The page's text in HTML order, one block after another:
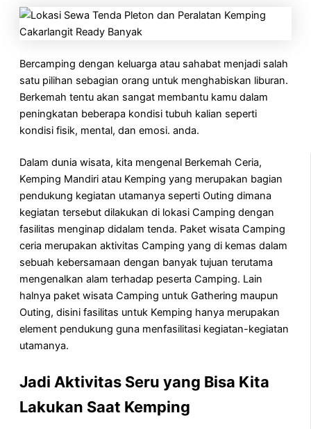
Bercamping dengan keluarga atau sahabat menjadi salah
satu pilihan sebagian orang untuk menghabiskan liburan.
Berkemah tentu akan sangat membantu kamu dalam
peningkatan beberapa kondisi tubuh kalian seperti
kondisi fisik, mental, dan emosi. anda.
Dalam dunia wisata, kita mengenal Berkemah Ceria,
Kemping Mandiri atau Kemping yang merupakan bagian
pendukung kegiatan utamanya seperti Outing dimana
kegiatan tersebut dilakukan di lokasi Camping dengan
fasilitas menginap didalam tenda. Paket wisata Camping
ceria merupakan aktivitas Camping yang di kemas dalam
sebuah kebersamaan dengan banyak tujuan terutama
mengenalkan alam terhadap peserta Camping. Lain
halnya paket wisata Camping untuk Gathering maupun
Outing, disini fasilitas untuk Kemping hanya merupakan
element pendukung guna menfasilitasi kegiatan-kegiatan
utamanya.
Jadi Aktivitas Seru yang Bisa Kita
Lakukan Saat Kemping